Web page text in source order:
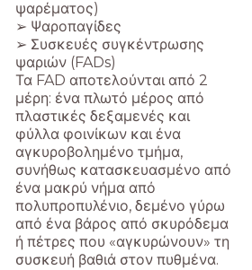
ψαρέματος)
➢ Ψαροπαγίδες
➢ Συσκευές συγκέντρωσης
ψαριών (FADs)
Τα FAD αποτελούνται από 2
μέρη: ένα πλωτό μέρος από
πλαστικές δεξαμενές και
φύλλα φοινίκων και ένα
αγκυροβολημένο τμήμα,
συνήθως κατασκευασμένο από
ένα μακρύ νήμα από
πολυπροπυλένιο, δεμένο γύρω
από ένα βάρος από σκυρόδεμα
ή πέτρες που «αγκυρώνουν» τη
συσκευή βαθιά στον πυθμένα.